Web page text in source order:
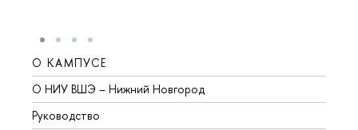
О КАМПУСЕ
О НИУ ВШЭ – Нижний Новгород
Руководство